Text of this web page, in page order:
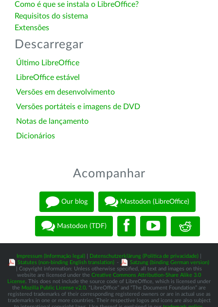
Como é que se instala o LibreOffice?
Requisitos do sistema
Extensões
Descarregar
Último LibreOffice
LibreOffice estável
Versões em desenvolvimento
Versões portáteis e imagens de DVD
Notas de lançamento
Dicionários
Acompanhar
Our blog Mastodon (LibreOffice)
Mastodon (TDF)
Impressum (Informação legal) Datenschutzerklärung (Política de privacidade)
Statutes (non-binding English translation) -
Satzung (binding German version)
| Copyright information: Unless otherwise specified, all text and images on this
website are licensed under the Creative Commons Attribution-Share Alike 3.0
License . This does not include the source code of LibreOffice, which is licensed under
the Mozilla Public License v2.0 . “LibreOffice” and “The Document Foundation” are
registered trademarks of their corresponding registered owners or are in actual use as
trademarks in one or more countries. Their respective logos and icons are also subject